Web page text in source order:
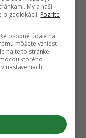
My a naši
o geolokácii. Pozrite
osobné údaje na
môžete vzniesť
na tejto stránke
ktorého
nastaveniach